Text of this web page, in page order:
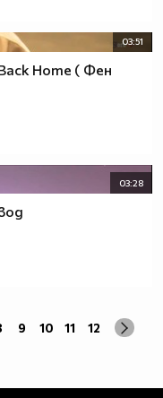
03:51
Home ( Фен
03:28
9 10 11 12